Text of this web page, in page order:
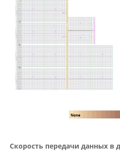
Скорость передачи данных в